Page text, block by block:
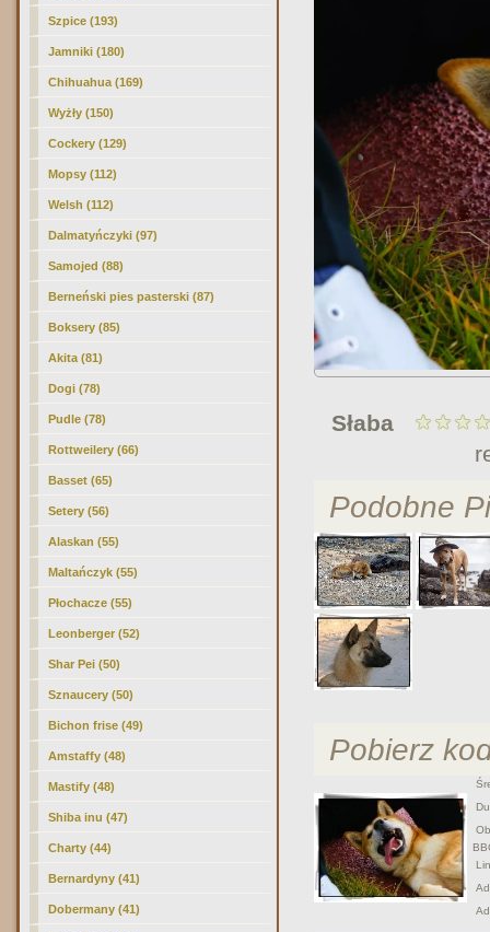
Szpice (193)
Jamniki (180)
Chihuahua (169)
Wyżły (150)
Cockery (129)
Mopsy (112)
Welsh (112)
Dalmatyńczyki (97)
Samojed (88)
Berneński pies pasterski (87)
Boksery (85)
Akita (81)
Dogi (78)
Pudle (78)
Rottweilery (66)
Basset (65)
Setery (56)
Alaskan (55)
Maltańczyk (55)
Płochacze (55)
Leonberger (52)
Shar Pei (50)
Sznaucery (50)
Bichon frise (49)
Amstaffy (48)
Mastify (48)
Shiba inu (47)
Charty (44)
Bernardyny (41)
Dobermany (41)
Słaba
Podobne
Pobierz